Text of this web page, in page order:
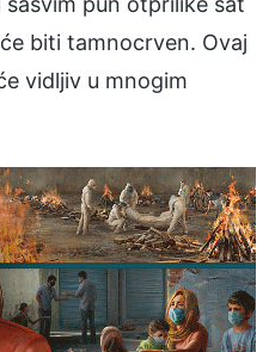
biti tamnocrven. Ovaj
vidljiv u mnogim